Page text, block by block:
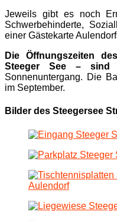
Jeweils gibt es noch
Schwerbehinderte,
einer Gästekarte
Die Öffnungszeiten
Steeger See – sind
Sonnenuntergang. Die
im September.
Bilder des Steegersee